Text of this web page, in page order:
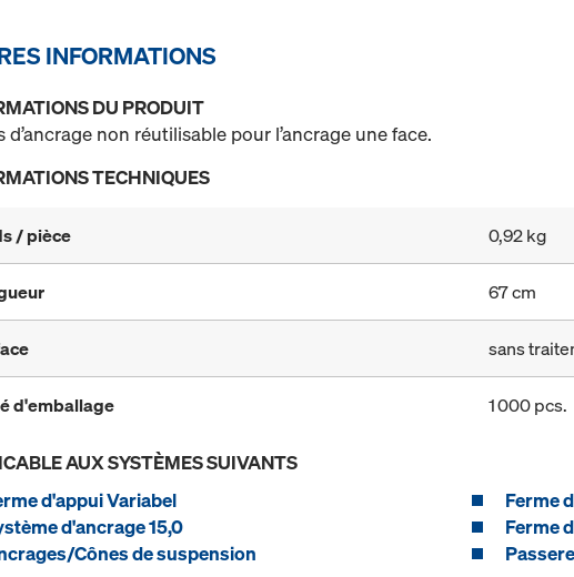
INFORMATIONS
DU PRODUIT
d’ancrage non réutilisable pour l’ancrage une face.
TECHNIQUES
/ pièce 0,92 kg
67 cm
sans
d'emballage 1 000 pcs.
AUX SYSTÈMES SUIVANTS
d'appui Variabel
Ferme
d'ancrage 15,0
Ferme
Cônes de suspension